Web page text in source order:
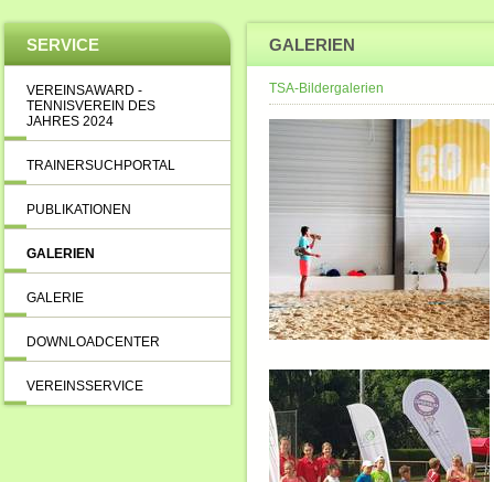
SERVICE
VEREINSAWARD -
TENNISVEREIN DES
JAHRES 2024
TRAINERSUCHPORTAL
PUBLIKATIONEN
GALERIEN
GALERIE
DOWNLOADCENTER
VEREINSSERVICE
GALERIEN
TSA-Bildergalerien